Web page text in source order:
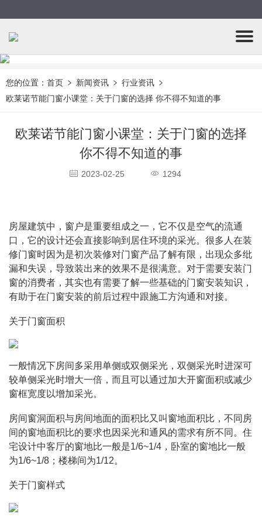
您的位置： 首页 新闻资讯
行业资讯
欧莱诺节能门窗小课堂：关于门窗的选择 你不得不知道的事
欧莱诺节能门窗小课堂：关于门窗的选择
你不得不知道的事
2023-02-25 1294
房屋建筑中，窗户是重要组成之一，它不仅是空气的流通
口，它的设计还会直接影响到居住环境的采光。很多人在装
修门窗时因为是初次装修对门窗产品了解有限，出现众多纰
漏和失误，导致装出来的效果不是很满意。对于需要安装门
窗的消费者，其实也有需要了解一些基础的门窗安装知识，
有助于在门窗安装的前后过程中跟施工方沟通和对接。
关于门窗面积
一般情况下房间多采用单侧或双侧采光，双侧采光时进深可
较单侧采光时增大一倍，而且可以通过加大开窗面积或减少
窗框宽度以增加采光。
房间窗洞面积与房间地面的面积比又叫窗地面积比，不同房
间的窗地面积比的要求也因采光和通风的需求有所不同。住
宅设计中客厅的窗地比一般是1/6~1/4，卧室的窗地比一般
为1/6~1/8；楼梯间为1/12。
关于门窗样式